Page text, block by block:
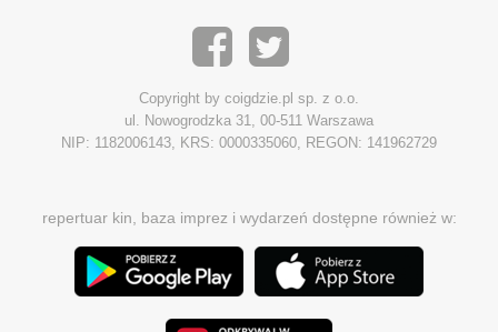
Copyright by coigdzie.pl sp. z o.o.
ul. Nowogrodzka 31, 00-511 Warszawa
NIP: 1182006143, KRS: 0000335060, REGON: 141962729
repertuar kin, baza imprez i wydarzeń dostępne również w: